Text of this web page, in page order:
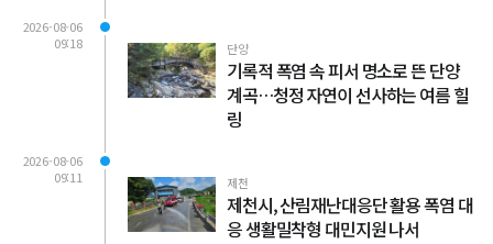
2026-08-06
09:18
단양
기록적 폭염 속 피서 명소로 뜬 단양
계곡…청정 자연이 선사하는 여름 힐
링
2026-08-06
09:11
제천
제천시, 산림재난대응단 활용 폭염 대
응 생활밀착형 대민지원 나서